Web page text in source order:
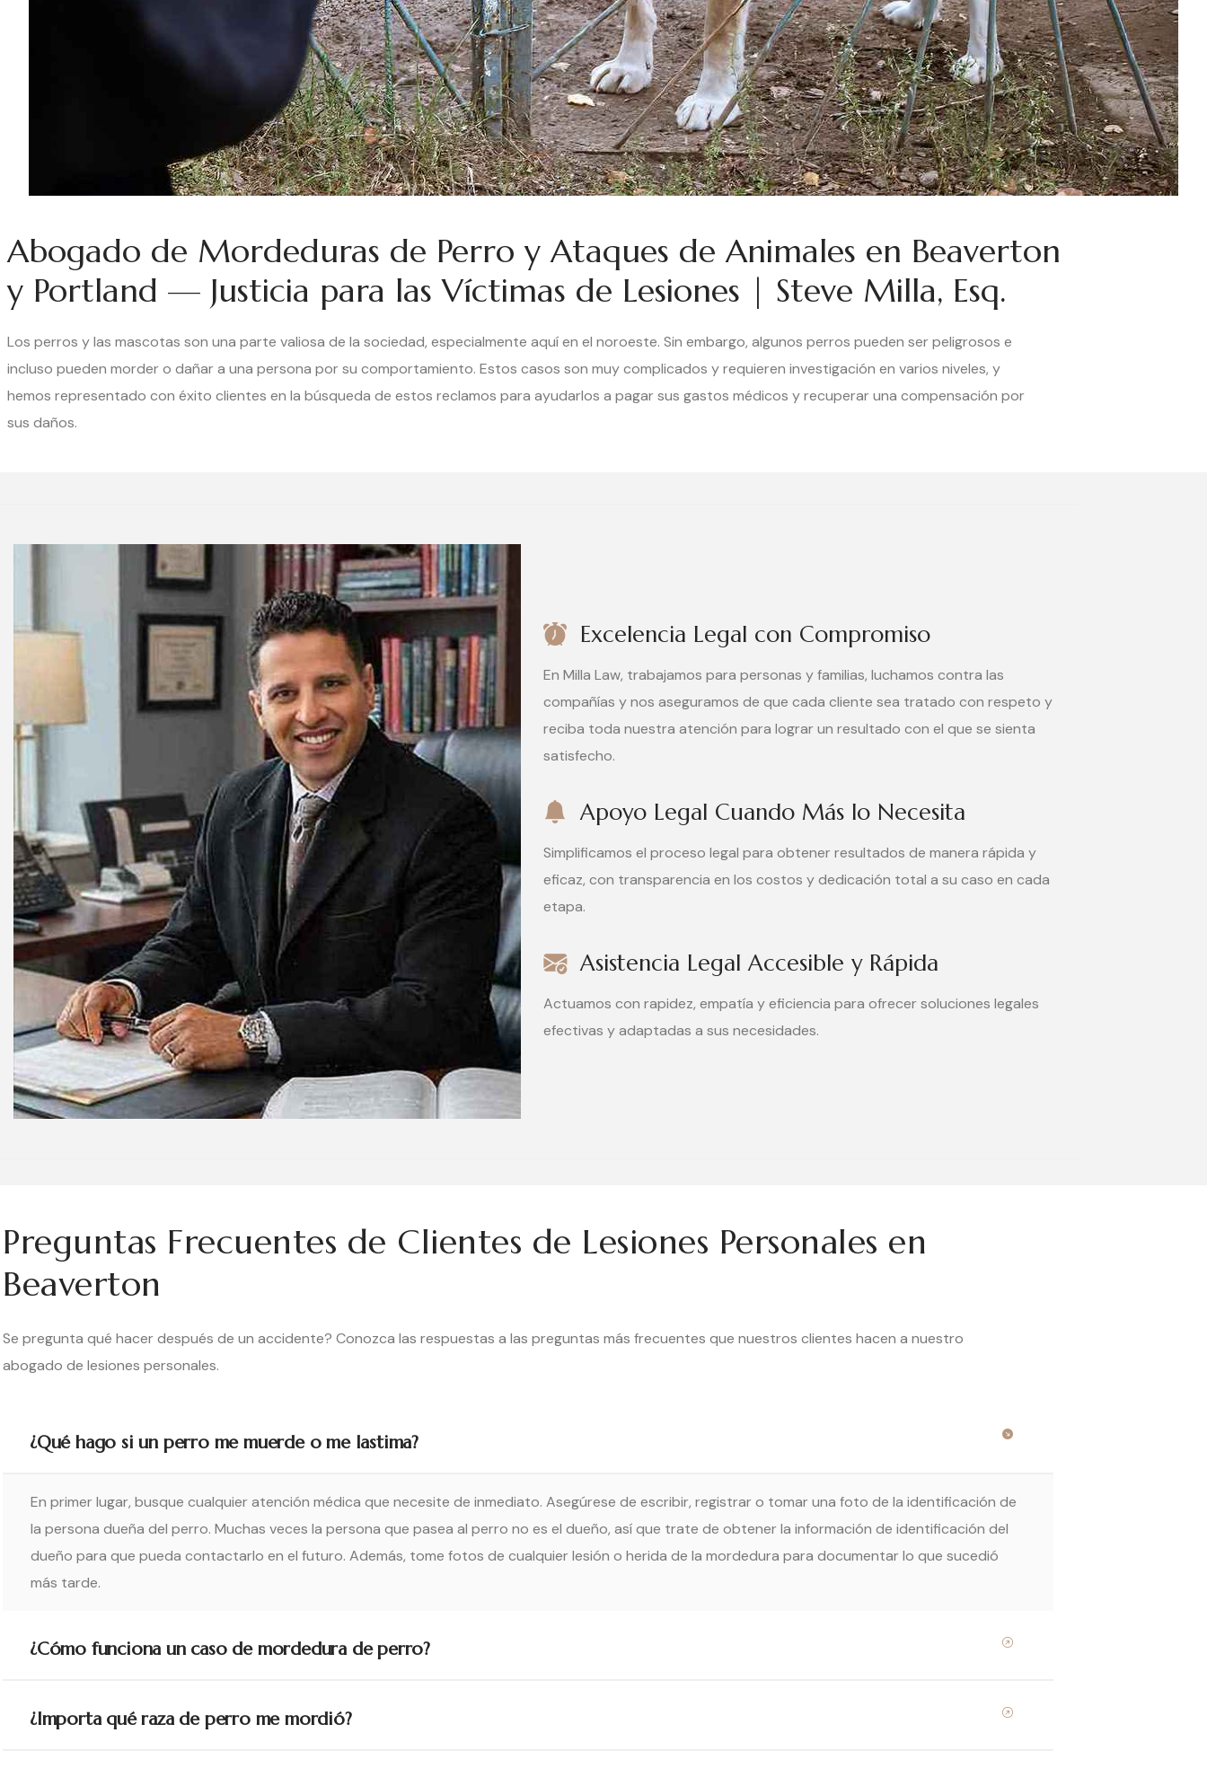
Abogado de Mordeduras de Perro y Ataques de Animales en Beaverton
y Portland — Justicia para las Víctimas de Lesiones | Steve Milla, Esq.
Los perros y las mascotas son una parte valiosa de la sociedad, especialmente aquí en el noroeste. Sin embargo, algunos perros pueden ser peligrosos e
incluso pueden morder o dañar a una persona por su comportamiento. Estos casos son muy complicados y requieren investigación en varios niveles, y
hemos representado con éxito clientes en la búsqueda de estos reclamos para ayudarlos a pagar sus gastos médicos y recuperar una compensación por
sus daños.
Excelencia Legal con Compromiso
En Milla Law, trabajamos para personas y familias, luchamos contra las
compañías y nos aseguramos de que cada cliente sea tratado con respeto y
reciba toda nuestra atención para lograr un resultado con el que se sienta
satisfecho.
Apoyo Legal Cuando Más lo Necesita
Simplificamos el proceso legal para obtener resultados de manera rápida y
eficaz, con transparencia en los costos y dedicación total a su caso en cada
etapa.
Asistencia Legal Accesible y Rápida
Actuamos con rapidez, empatía y eficiencia para ofrecer soluciones legales
efectivas y adaptadas a sus necesidades.
Preguntas Frecuentes de Clientes de Lesiones Personales en
Beaverton
Se pregunta qué hacer después de un accidente? Conozca las respuestas a las preguntas más frecuentes que nuestros clientes hacen a nuestro
abogado de lesiones personales.
¿Qué hago si un perro me muerde o me lastima?
En primer lugar, busque cualquier atención médica que necesite de inmediato. Asegúrese de escribir, registrar o tomar una foto de la identificación de
la persona dueña del perro. Muchas veces la persona que pasea al perro no es el dueño, así que trate de obtener la información de identificación del
dueño para que pueda contactarlo en el futuro. Además, tome fotos de cualquier lesión o herida de la mordedura para documentar lo que sucedió
más tarde.
¿Cómo funciona un caso de mordedura de perro?
¿Importa qué raza de perro me mordió?